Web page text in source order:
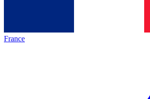
France